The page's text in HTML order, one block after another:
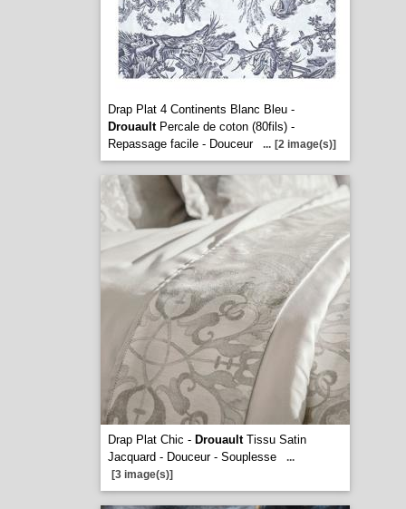
Drap Plat 4 Continents Blanc Bleu -
DrouaultPercale de coton (80fils) -
Repassage facile - Douceur
... [2 image(s)]
Drap Plat Chic - DrouaultTissu Satin
Jacquard - Douceur - Souplesse
...
[3 image(s)]